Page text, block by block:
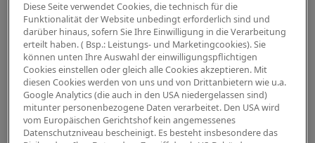
Diese Seite verwendet Cookies, die technisch für die
Funktionalität der Website unbedingt erforderlich sind und
darüber hinaus, sofern Sie Ihre Einwilligung in die Verarbeitung
erteilt haben. ( Bsp.: Leistungs- und Marketingcookies). Sie
können unten Ihre Auswahl der einwilligungspflichtigen
Cookies einstellen oder gleich alle Cookies akzeptieren. Mit
diesen Cookies werden von uns und von Drittanbietern wie u.a.
Google Analytics (die auch in den USA niedergelassen sind)
mitunter personenbezogene Daten verarbeitet. Den USA wird
vom Europäischen Gerichtshof kein angemessenes
Datenschutzniveau bescheinigt. Es besteht insbesondere das